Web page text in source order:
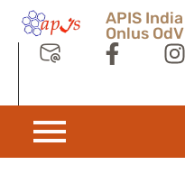
APIS India
Onlus OdV